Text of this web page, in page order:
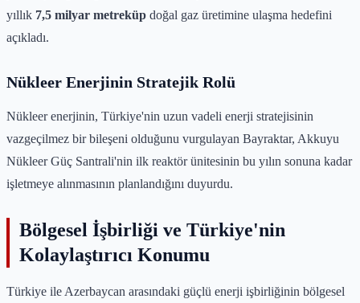
yıllık 7,5 milyar metreküp doğal gaz üretimine ulaşma hedefini
açıkladı.
Nükleer Enerjinin Stratejik Rolü
Nükleer enerjinin, Türkiye'nin uzun vadeli enerji stratejisinin
vazgeçilmez bir bileşeni olduğunu vurgulayan Bayraktar, Akkuyu
Nükleer Güç Santrali'nin ilk reaktör ünitesinin bu yılın sonuna kadar
işletmeye alınmasının planlandığını duyurdu.
Bölgesel İşbirliği ve Türkiye'nin
Kolaylaştırıcı Konumu
Türkiye ile Azerbaycan arasındaki güçlü enerji işbirliğinin bölgesel